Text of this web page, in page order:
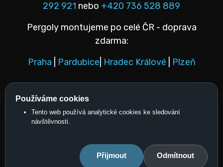
Tento web používá analytické cookies ke sledování
návštěvnosti.
292 921 nebo +420 736 528 889
Pergoly montujeme po celé ČR - doprava
zdarma:
Praha
Pardubice Hradec Králové Plzeň
facebook instagram youtube
© Copyright 2026 - ALcentrum s.r.o. Veškerá práva vyhrazena.